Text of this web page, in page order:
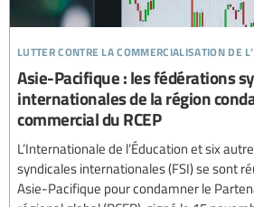
lutter contre la commercialisation de
Asie-Pacifique : les fédérations
internationales de la région
commercial du RCEP
L’Internationale de l’Éducation et six
syndicales internationales (FSI) se sont
Asie-Pacifique pour condamner le